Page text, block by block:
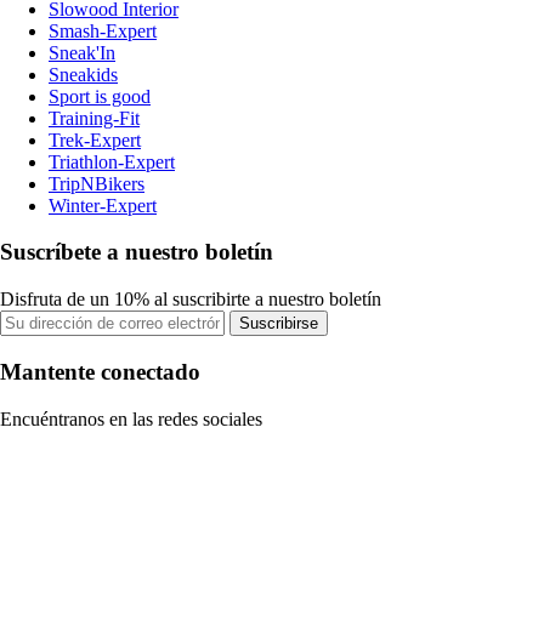
Slowood Interior
Smash-Expert
Sneak'In
Sneakids
Sport is good
Training-Fit
Trek-Expert
Triathlon-Expert
TripNBikers
Winter-Expert
Suscríbete a nuestro boletín
Disfruta de un 10% al suscribirte a nuestro boletín
Suscribirse
Mantente conectado
Encuéntranos en las redes sociales